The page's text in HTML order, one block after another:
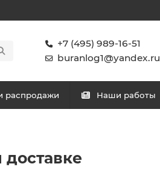
+7 (495) 989-16-51
buranlog1@yandex.ru
распродажи Наши работы